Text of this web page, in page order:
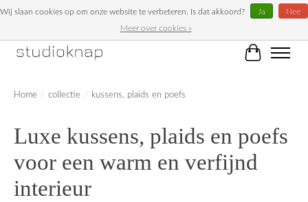
Unieke woonaccessoires bij Studioknap!
Home / collectie / kussens, plaids en poefs
Luxe kussens, plaids en poefs
voor een warm en verfijnd
interieur
Wij slaan cookies op om onze website te verbeteren. Is dat akkoord? Ja
Nee
Meer over cookies »